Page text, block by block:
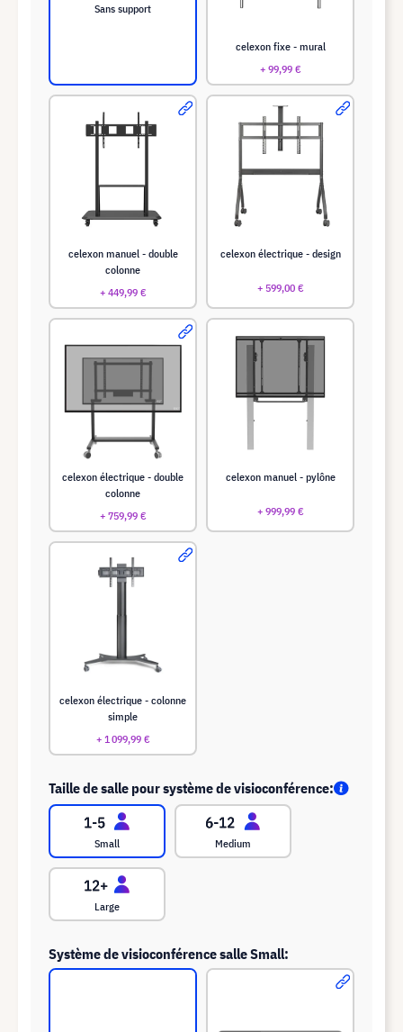
Sans support
celexon fixe - mural
+ 99,99 €
celexon manuel - double
colonne
+ 449,99 €
celexon électrique - design
+ 599,00 €
celexon électrique - double
colonne
+ 759,99 €
celexon manuel - pylône
+ 999,99 €
celexon électrique - colonne
simple
+ 1 099,99 €
Taille de salle pour système de visioconférence:
Small Medium
Large
Système de visioconférence salle Small: